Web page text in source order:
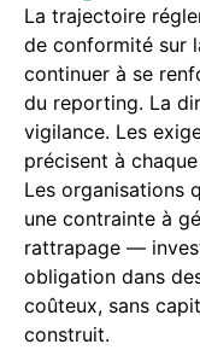
La trajectoire
de conformité sur
continuer à se
du reporting. La
vigilance. Les
précisent à
Les organisations
une contrainte à
rattrapage —
obligation dans
coûteux, sans
construit.